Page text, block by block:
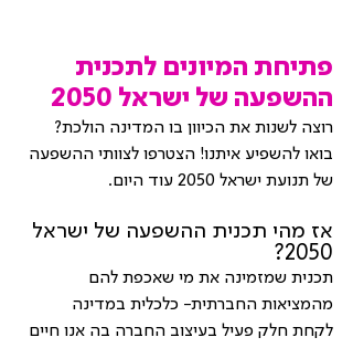
פתיחת המיונים לתכנית
ההשפעה של ישראל 2050
רוצה לשנות את הכיוון בו המדינה הולכת?
בואו להשפיע איתנו! הצטרפו לצוותי ההשפעה
של תנועת ישראל 2050 עוד היום.
אז מהי תכנית ההשפעה של ישראל
2050?
תכנית שמזמינה את מי שאכפת להם
מהמציאות החברתית- כלכלית במדינה
לקחת חלק פעיל בעיצוב החברה בה אנו חיים